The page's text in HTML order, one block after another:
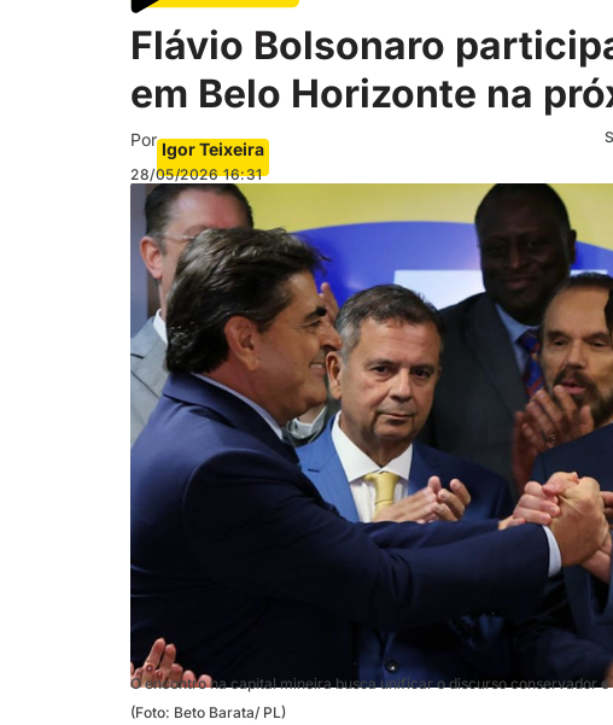
Flávio Bolsonaro
em Belo Horizonte na
Por Igor Teixeira
28/05/2026 16:31
O encontro na capital mineira busca unificar o discurso conservador
(Foto: Beto Barata/ PL)